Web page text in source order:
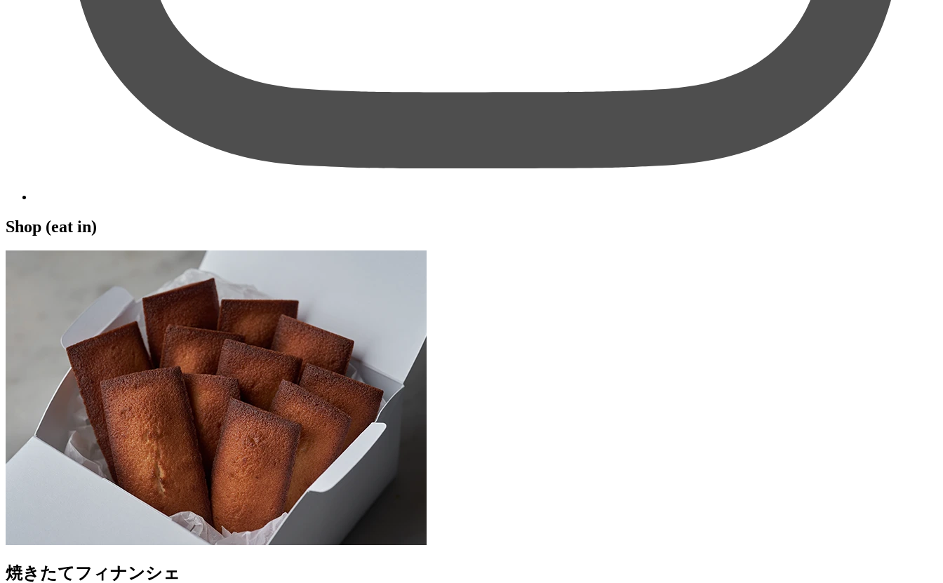
Shop (eat in)
焼きたてフィナンシェ